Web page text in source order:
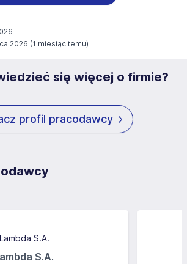
klauzula-informacyjna.html
przyszłych rekrutacji przez okres
jest dobrowolna i może być w każdym
2026 (1 miesiąc temu)
się więcej o firmie?
profil pracodawcy
S.A.